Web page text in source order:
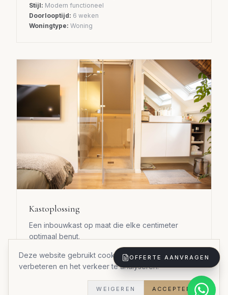
OFFERTE AANVRAGEN
Deze website gebruikt cookies om uw ervaring te
verbeteren en het verkeer te analyseren.
WEIGEREN ACCEPTEREN
Stijl: Modern functioneel
Doorlooptijd: 6 weken
Woningtype: Woning
Kastoplossing
Een inbouwkast op maat die elke centimeter
optimaal benut.
Materialen: Duurzame materialen
Stijl: Stijlvol praktisch